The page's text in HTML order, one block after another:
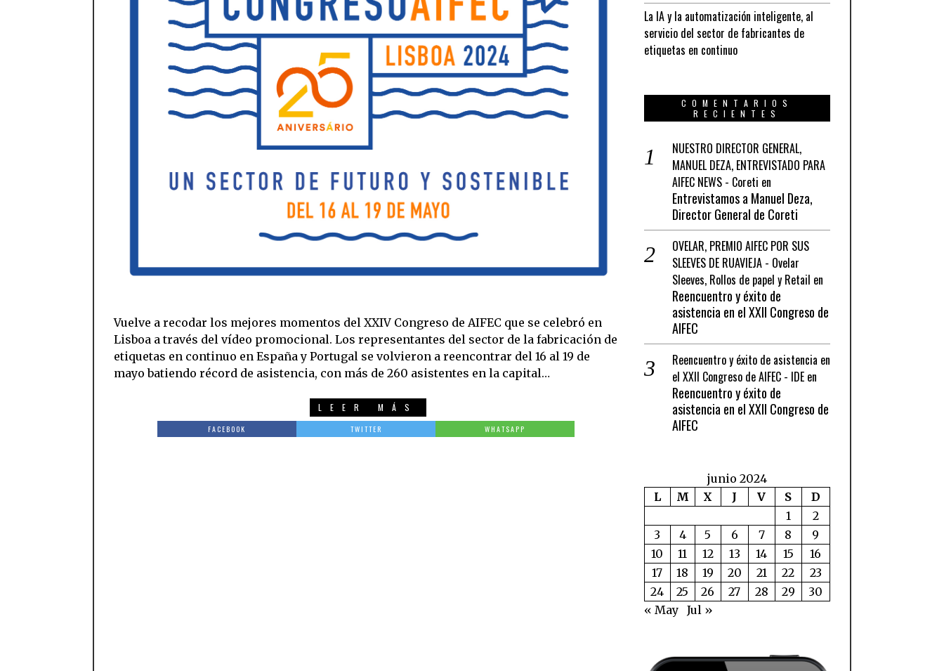
Vuelve a recodar los mejores momentos del XXIV Congreso de AIFEC que se celebró en
Lisboa a través del vídeo promocional. Los representantes del sector de la fabricación de
etiquetas en continuo en España y Portugal se volvieron a reencontrar del 16 al 19 de
mayo batiendo récord de asistencia, con más de 260 asistentes en la capital…
LEER MÁS
FACEBOOK TWITTER WHATSAPP
La IA y la automatización inteligente, al
servicio del sector de fabricantes de
etiquetas en continuo
COMENTARIOS
RECIENTES
NUESTRO DIRECTOR GENERAL,
MANUEL DEZA, ENTREVISTADO PARA
AIFEC NEWS - Coreti en
Entrevistamos a Manuel Deza,
Director General de Coreti
OVELAR, PREMIO AIFEC POR SUS
SLEEVES DE RUAVIEJA - Ovelar
Sleeves, Rollos de papel y Retail en
Reencuentro y éxito de
asistencia en el XXII Congreso de
AIFEC
Reencuentro y éxito de asistencia en
el XXII Congreso de AIFEC - IDEen
Reencuentro y éxito de
asistencia en el XXII Congreso de
AIFEC
junio 2024
L
M X J V S
D
1
2
3
4 5 6 7 8
9
10
11 12 13 14 15
16
17
18 19 20 21 22
23
24
25 26 27 28 29
30
« May
Jul »